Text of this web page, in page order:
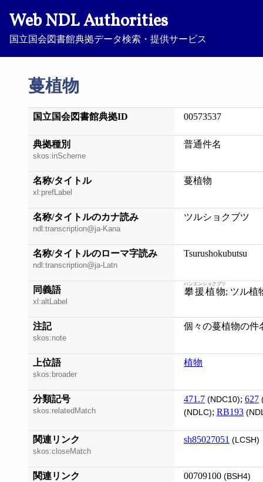
Web NDL Authorities
国立国会図書館典拠データ検索・提供サービス
蔓植物
国立国会図書館典拠ID 00573537
典拠種別
skos:inScheme
普通件名
名称/タイトル
xl:prefLabel
蔓植物
名称/タイトルのカナ読み
ndl:transcription@ja-Kana
ツルショクブツ
名称/タイトルのローマ字読み
ndl:transcription@ja-Latn
Tsurushokubutsu
同義語
xl:altLabel
攀援植物
ハンエンショクブツ
; ツル
注記
skos:note
個々の蔓植物の件
上位語
skos:broader
植物
分類記号
skos:relatedMatch
471.7 (NDC10); 627
(NDLC); RB193
関連リンク
skos:closeMatch
sh85027051 (LCSH)
関連リンク 00709100 (BSH4)